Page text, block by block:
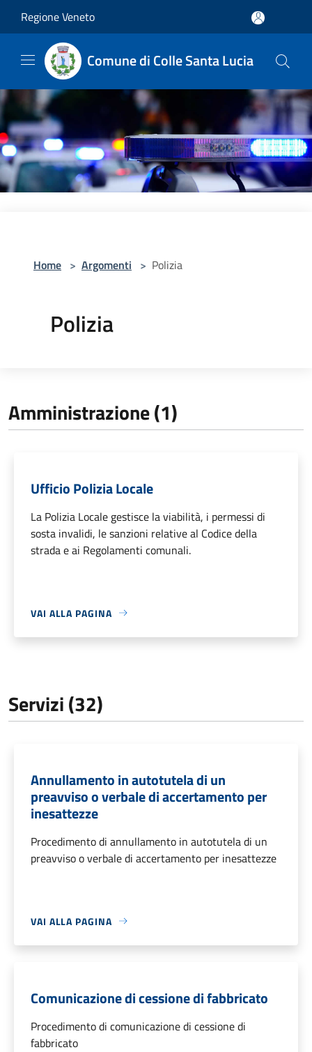
Regione Veneto
Comune di Colle Santa Lucia
Home > Argomenti > Polizia
Polizia
Amministrazione (1)
Ufficio Polizia Locale
La Polizia Locale gestisce la viabilità, i permessi di
sosta invalidi, le sanzioni relative al Codice della
strada e ai Regolamenti comunali.
VAI ALLA PAGINA
Servizi (32)
Annullamento in autotutela di un
preavviso o verbale di accertamento per
inesattezze
Procedimento di annullamento in autotutela di un
preavviso o verbale di accertamento per inesattezze
VAI ALLA PAGINA
Comunicazione di cessione di fabbricato
Procedimento di comunicazione di cessione di
fabbricato